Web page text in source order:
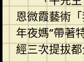
恩微霞藝術
年夜媽”帶著
經三次提拔